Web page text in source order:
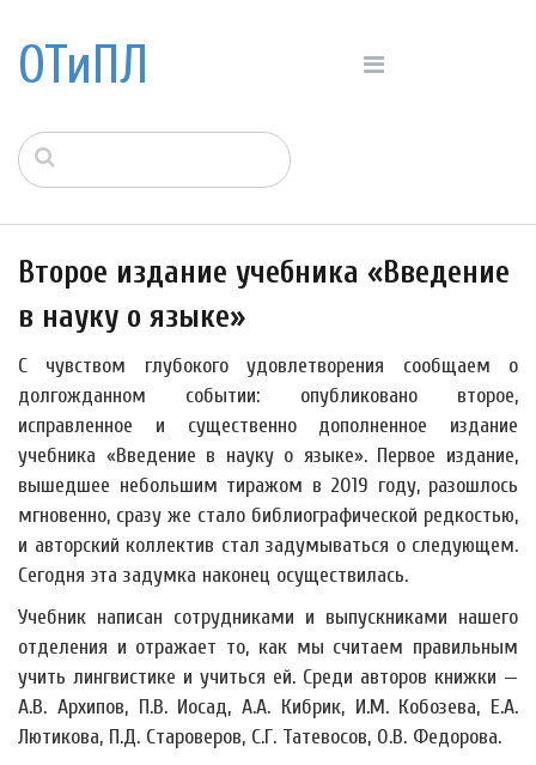
ОТиПЛ
Второе издание учебника «Введение
в науку о языке»
С чувством глубокого удовлетворения сообщаем о
долгожданном событии: опубликовано второе,
исправленное и существенно дополненное издание
учебника «Введение в науку о языке». Первое издание,
вышедшее небольшим тиражом в 2019 году, разошлось
мгновенно, сразу же стало библиографической редкостью,
и авторский коллектив стал задумываться о следующем.
Сегодня эта задумка наконец осуществилась.
Учебник написан сотрудниками и выпускниками нашего
отделения и отражает то, как мы считаем правильным
учить лингвистике и учиться ей. Среди авторов книжки —
А.В. Архипов, П.В. Иосад, А.А. Кибрик, И.М. Кобозева, Е.А.
Лютикова, П.Д. Староверов, С.Г. Татевосов, О.В. Федорова.